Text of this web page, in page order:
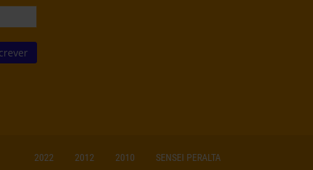
2022 2012 2010 SENSEI PERALTA